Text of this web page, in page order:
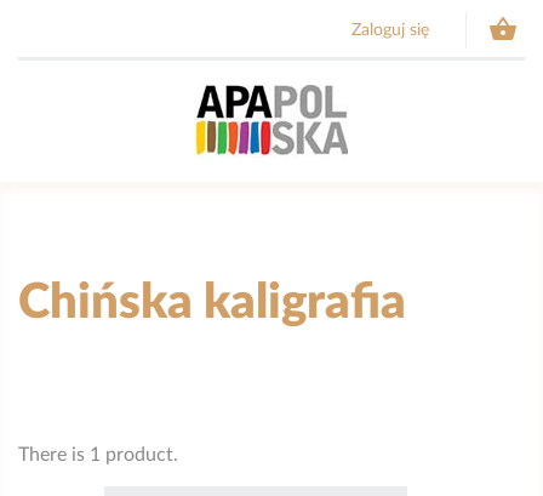
Zaloguj się 
Chińska kaligrafia
There is 1 product.